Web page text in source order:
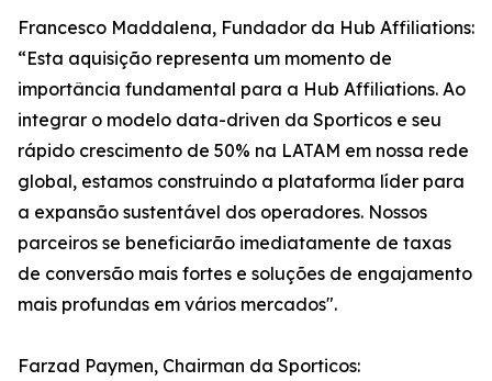
Francesco Maddalena, Fundador da Hub Affiliations:
“Esta aquisição representa um momento de
importância fundamental para a Hub Affiliations. Ao
integrar o modelo data-driven da Sporticos e seu
rápido crescimento de 50% na LATAM em nossa rede
global, estamos construindo a plataforma líder para
a expansão sustentável dos operadores. Nossos
parceiros se beneficiarão imediatamente de taxas
de conversão mais fortes e soluções de engajamento
mais profundas em vários mercados".
Farzad Paymen, Chairman da Sporticos: